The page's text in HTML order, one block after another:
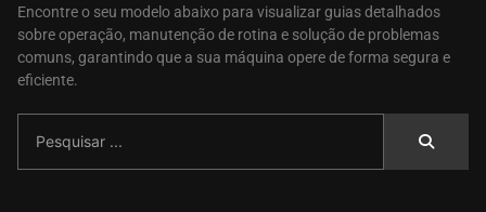
Encontre o seu modelo abaixo para visualizar guias detalhados
sobre operação, manutenção de rotina e solução de problemas
comuns, garantindo que a sua máquina opere de forma segura e
eficiente.